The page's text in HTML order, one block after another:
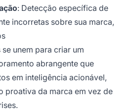
: Detecção específica de
incorretas sobre sua marca,
unem para criar um
abrangente que
em inteligência acionável,
proativa da marca em vez de